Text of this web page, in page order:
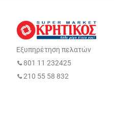
Εξυπηρέτηση πελατών
801 11 232425
210 55 58 832